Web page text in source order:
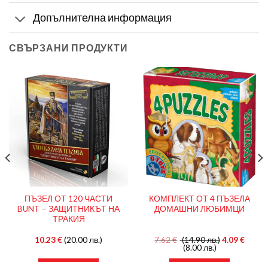
Допълнителна информация
СВЪРЗАНИ ПРОДУКТИ
ПЪЗЕЛ ОТ 120 ЧАСТИ
BUNT – ЗАЩИТНИКЪТ НА
ТРАКИЯ
10.23€(20.00 лв.)
КОМПЛЕКТ ОТ 4 ПЪЗЕЛА
ДОМАШНИ ЛЮБИМЦИ
7.62€ (14.90 лв.) 4.09€
(8.00 лв.)